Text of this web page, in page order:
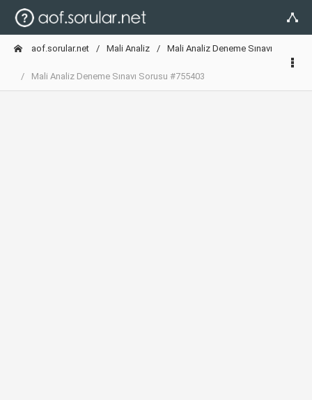
aof.sorular.net Mali Analiz Mali Analiz Deneme Sınavı
Mali Analiz Deneme Sınavı Sorusu #755403